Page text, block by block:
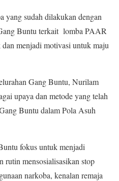
yang sudah dilakukan dengan
Buntu terkait lomba PAAR
menjadi motivasi untuk maju
Gang Buntu, Nurilam
upaya dan metode yang telah
Buntu dalam Pola Asuh
fokus untuk menjadi
rutin mensosialisasikan stop
narkoba, kenalan remaja